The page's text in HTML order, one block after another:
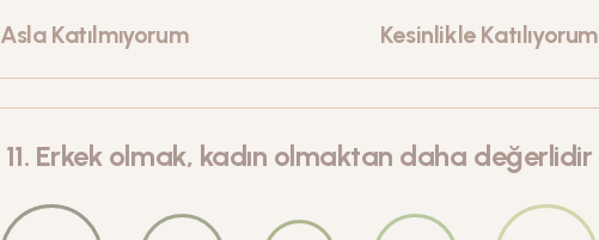
Asla Katılmıyorum Kesinlikle Katılıyorum
11. Erkek olmak, kadın olmaktan daha değerlidir